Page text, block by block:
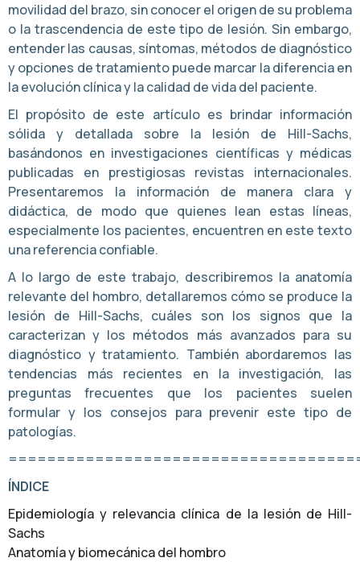
movilidad del brazo, sin conocer el origen de su problema
o la trascendencia de este tipo de lesión. Sin embargo,
entender las causas, síntomas, métodos de diagnóstico
y opciones de tratamiento puede marcar la diferencia en
la evolución clínica y la calidad de vida del paciente.
El propósito de este artículo es brindar información
sólida y detallada sobre la lesión de Hill-Sachs,
basándonos en investigaciones científicas y médicas
publicadas en prestigiosas revistas internacionales.
Presentaremos la información de manera clara y
didáctica, de modo que quienes lean estas líneas,
especialmente los pacientes, encuentren en este texto
una referencia confiable.
A lo largo de este trabajo, describiremos la anatomía
relevante del hombro, detallaremos cómo se produce la
lesión de Hill-Sachs, cuáles son los signos que la
caracterizan y los métodos más avanzados para su
diagnóstico y tratamiento. También abordaremos las
tendencias más recientes en la investigación, las
preguntas frecuentes que los pacientes suelen
formular y los consejos para prevenir este tipo de
patologías.
ÍNDICE
Epidemiología y relevancia clínica de la lesión de Hill-
Sachs
Anatomía y biomecánica del hombro